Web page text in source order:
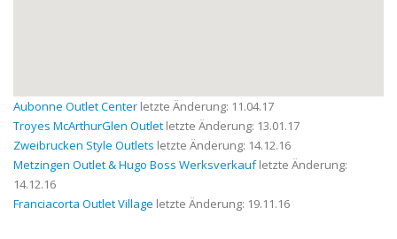
Aubonne Outlet Center letzte Änderung: 11.04.17
Troyes McArthurGlen Outlet letzte Änderung: 13.01.17
Zweibrucken Style Outlets letzte Änderung: 14.12.16
Metzingen Outlet & Hugo Boss Werksverkaufletzte Änderung:
14.12.16
Franciacorta Outlet Village letzte Änderung: 19.11.16